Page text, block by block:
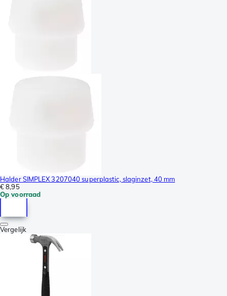
Halder SIMPLEX 3207040 superplastic, slaginzet, 40 mm
€ 8,95
Op voorraad
Vergelijk